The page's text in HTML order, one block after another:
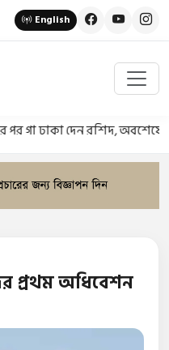
English
দেন রশিদ, অবশেষে গ্রেপ্তার
প্রথম অধিবেশন